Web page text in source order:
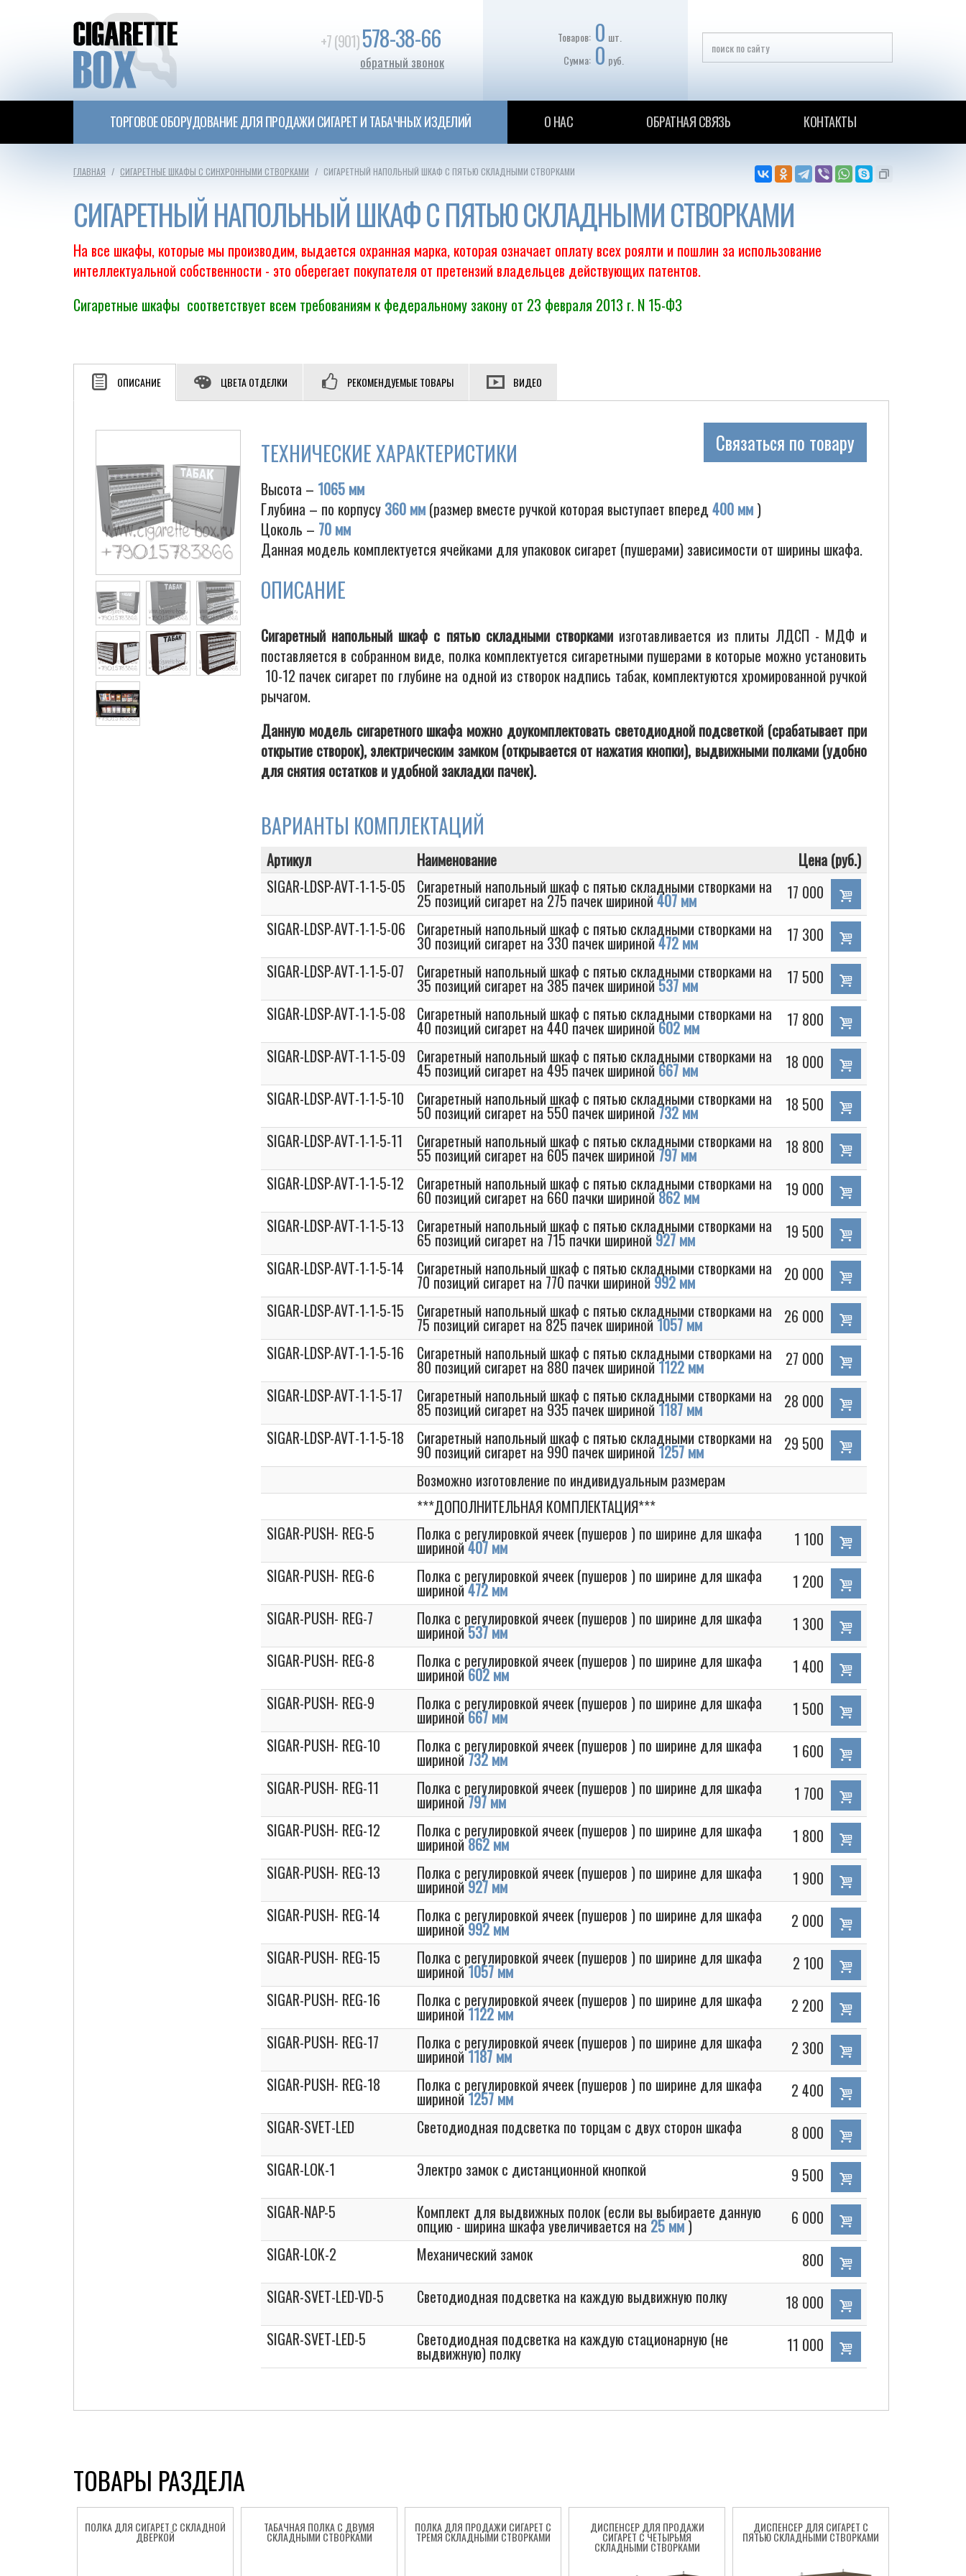
Cigarette Box
+7 (901)578-38-66
обратный звонок
Товаров: 0 шт.
Сумма: 0 руб.
ТОРГОВОЕ ОБОРУДОВАНИЕ ДЛЯ ПРОДАЖИ СИГАРЕТ И ТАБАЧНЫХ ИЗДЕЛИЙ О НАС ОБРАТНАЯ СВЯЗЬ КОНТАКТЫ
ГЛАВНАЯ СИГАРЕТНЫЕ ШКАФЫ С СИНХРОННЫМИ СТВОРКАМИ СИГАРЕТНЫЙ НАПОЛЬНЫЙ ШКАФ С ПЯТЬЮ СКЛАДНЫМИ СТВОРКАМИ
СИГАРЕТНЫЙ НАПОЛЬНЫЙ ШКАФ С ПЯТЬЮ СКЛАДНЫМИ СТВОРКАМИ
На все шкафы, которые мы производим, выдается охранная марка, которая означает оплату всех роялти и пошлин за использование
интеллектуальной собственности - это оберегает покупателя от претензий владельцев действующих патентов.
Сигаретные шкафы соответствует всем требованиям к федеральному закону от 23 февраля 2013 г. N 15-ФЗ
ОПИСАНИЕ ЦВЕТА ОТДЕЛКИ РЕКОМЕНДУЕМЫЕ ТОВАРЫ ВИДЕО
Связаться по товару
ТЕХНИЧЕСКИЕ ХАРАКТЕРИСТИКИ
Высота – 1065 мм
Глубина – по корпусу 360 мм (размер вместе ручкой которая выступает вперед400 мм )
Цоколь – 70 мм
Данная модель комплектуется ячейками для упаковок сигарет (пушерами) зависимости от ширины шкафа.
ОПИСАНИЕ
Сигаретный напольный шкаф с пятью складными створками изготавливается из плиты ЛДСП - МДФ и
поставляется в собранном виде, полка комплектуется сигаретными пушерами в которые можно установить
10-12 пачек сигарет по глубине на одной из створок надпись табак, комплектуются хромированной ручкой
рычагом.
Данную модель сигаретного шкафа можно доукомплектовать светодиодной подсветкой (срабатывает при
открытие створок), электрическим замком (открывается от нажатия кнопки), выдвижными полками (удобно
для снятия остатков и удобной закладки пачек).
ВАРИАНТЫ КОМПЛЕКТАЦИЙ
Артикул Наименование
Цена (руб.)
SIGAR-LDSP-AVT-1-1-5-05 Сигаретный напольный шкаф с пятью складными створками на
25 позиций сигарет на 275 пачек шириной407 мм
17 000
SIGAR-LDSP-AVT-1-1-5-06 Сигаретный напольный шкаф с пятью складными створками на
30 позиций сигарет на 330 пачек шириной472 мм
17 300
SIGAR-LDSP-AVT-1-1-5-07
Сигаретный напольный шкаф с пятью складными створками на
35 позиций сигарет на 385 пачек шириной537 мм
17 500
SIGAR-LDSP-AVT-1-1-5-08 Сигаретный напольный шкаф с пятью складными створками на
40 позиций сигарет на 440 пачек шириной602 мм
17 800
SIGAR-LDSP-AVT-1-1-5-09 Сигаретный напольный шкаф с пятью складными створками на
45 позиций сигарет на 495 пачек шириной667 мм
18 000
SIGAR-LDSP-AVT-1-1-5-10
Сигаретный напольный шкаф с пятью складными створками на
50 позиций сигарет на 550 пачек шириной732 мм
18 500
SIGAR-LDSP-AVT-1-1-5-11
Сигаретный напольный шкаф с пятью складными створками на
55 позиций сигарет на 605 пачек шириной797 мм
18 800
SIGAR-LDSP-AVT-1-1-5-12
Сигаретный напольный шкаф с пятью складными створками на
60 позиций сигарет на 660 пачки шириной862 мм
19 000
SIGAR-LDSP-AVT-1-1-5-13
Сигаретный напольный шкаф с пятью складными створками на
65 позиций сигарет на 715 пачки шириной 927 мм
19 500
SIGAR-LDSP-AVT-1-1-5-14
Сигаретный напольный шкаф с пятью складными створками на
70 позиций сигарет на 770 пачки шириной 992 мм
20 000
SIGAR-LDSP-AVT-1-1-5-15
Сигаретный напольный шкаф с пятью складными створками на
75 позиций сигарет на 825 пачек шириной1057 мм
26 000
SIGAR-LDSP-AVT-1-1-5-16
Сигаретный напольный шкаф с пятью складными створками на
80 позиций сигарет на 880 пачек шириной1122 мм
27 000
SIGAR-LDSP-AVT-1-1-5-17
Сигаретный напольный шкаф с пятью складными створками на
85 позиций сигарет на 935 пачек шириной1187 мм
28 000
SIGAR-LDSP-AVT-1-1-5-18
Сигаретный напольный шкаф с пятью складными створками на
90 позиций сигарет на 990 пачек шириной1257 мм
29 500
Возможно изготовление по индивидуальным размерам
***ДОПОЛНИТЕЛЬНАЯ КОМПЛЕКТАЦИЯ***
SIGAR-PUSH- REG-5
Полка с регулировкой ячеек (пушеров ) по ширине для шкафа
шириной407 мм
1 100
SIGAR-PUSH- REG-6
Полка с регулировкой ячеек (пушеров ) по ширине для шкафа
шириной472 мм
1 200
SIGAR-PUSH- REG-7
Полка с регулировкой ячеек (пушеров ) по ширине для шкафа
шириной537 мм
1 300
SIGAR-PUSH- REG-8
Полка с регулировкой ячеек (пушеров ) по ширине для шкафа
шириной602 мм
1 400
SIGAR-PUSH- REG-9
Полка с регулировкой ячеек (пушеров ) по ширине для шкафа
шириной667 мм
1 500
SIGAR-PUSH- REG-10
Полка с регулировкой ячеек (пушеров ) по ширине для шкафа
шириной732 мм
1 600
SIGAR-PUSH- REG-11
Полка с регулировкой ячеек (пушеров ) по ширине для шкафа
шириной797 мм
1 700
SIGAR-PUSH- REG-12
Полка с регулировкой ячеек (пушеров ) по ширине для шкафа
шириной862 мм
1 800
SIGAR-PUSH- REG-13
Полка с регулировкой ячеек (пушеров ) по ширине для шкафа
шириной927 мм
1 900
SIGAR-PUSH- REG-14
Полка с регулировкой ячеек (пушеров ) по ширине для шкафа
шириной992 мм
2 000
SIGAR-PUSH- REG-15
Полка с регулировкой ячеек (пушеров ) по ширине для шкафа
шириной1057 мм
2 100
SIGAR-PUSH- REG-16
Полка с регулировкой ячеек (пушеров ) по ширине для шкафа
шириной1122 мм
2 200
SIGAR-PUSH- REG-17
Полка с регулировкой ячеек (пушеров ) по ширине для шкафа
шириной1187 мм
2 300
SIGAR-PUSH- REG-18
Полка с регулировкой ячеек (пушеров ) по ширине для шкафа
шириной1257 мм
2 400
SIGAR-SVET-LED
Светодиодная подсветка по торцам с двух сторон шкафа
8 000
SIGAR-LOK-1
Электро замок с дистанционной кнопкой
9 500
SIGAR-NAP-5
Комплект для выдвижных полок (если вы выбираете данную
опцию - ширина шкафа увеличивается на 25 мм)
6 000
SIGAR-LOK-2
Механический замок
800
SIGAR-SVET-LED-VD-5
Светодиодная подсветка на каждую выдвижную полку
18 000
SIGAR-SVET-LED-5
Светодиодная подсветка на каждую стационарную (не
выдвижную) полку 11 000
ТОВАРЫ РАЗДЕЛА
ПОЛКА ДЛЯ СИГАРЕТ С СКЛАДНОЙ
ДВЕРКОЙ
ТАБАЧНАЯ ПОЛКА С ДВУМЯ
СКЛАДНЫМИ СТВОРКАМИ
ПОЛКА ДЛЯ ПРОДАЖИ СИГАРЕТ С
ТРЕМЯ СКЛАДНЫМИ СТВОРКАМИ
ДИСПЕНСЕР ДЛЯ ПРОДАЖИ
СИГАРЕТ С ЧЕТЫРЬМЯ
СКЛАДНЫМИ СТВОРКАМИ
ДИСПЕНСЕР ДЛЯ СИГАРЕТ С
ПЯТЬЮ СКЛАДНЫМИ СТВОРКАМИ